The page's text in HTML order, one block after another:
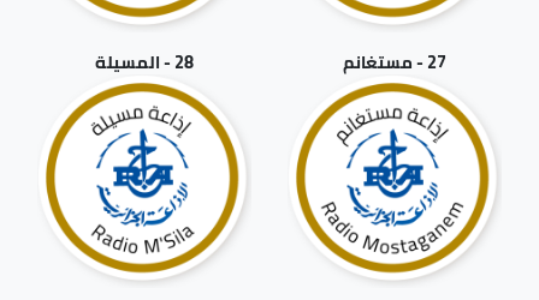
27 - مستغانم 28 - المسيلة